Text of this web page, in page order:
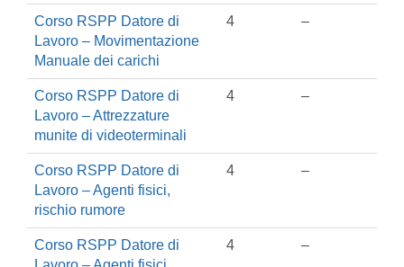
Corso RSPP Datore di
Lavoro – Movimentazione
Manuale dei carichi
4 –
Corso RSPP Datore di
Lavoro – Attrezzature
munite di videoterminali
4 –
Corso RSPP Datore di
Lavoro – Agenti fisici,
rischio rumore
4 –
Corso RSPP Datore di
4 –